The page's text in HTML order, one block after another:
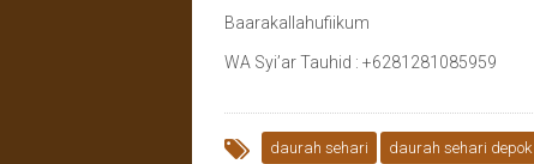
Baarakallahufiikum
WA Syi’ar Tauhid : +6281281085959
daurah sehari daurah sehari depok